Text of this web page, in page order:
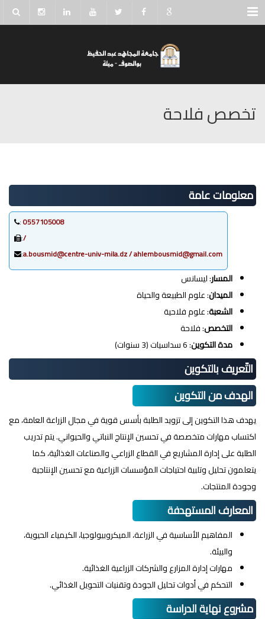
Menu
تخصص فلاحة
معلومات عامة
0557105008
:
/
:
a.bousmid@centre-univ-mila.dz / ahlembousmid@gmail.com
:
المسار: ليسانس
الميدان: علوم الطبيعة والحياة
الشعبة: علوم فلاحية
التخصص: فلاحة
مدة التكوين: 6 سداسيات (3 سنوات)
التّعريف بالتكوين
الهدف من التكوين
يهدف هذا التكوين إلى تزويد الطلبة بأسس قوية في مجال الزراعة العامة، مع
اكتساب مهارات متخصصة في تحسين الإنتاج النباتي والحيواني. يتم تدريب
الطلبة على إدارة المشاريع في القطاع الزراعي والصناعات الغذائية، كما
يتعلمون تحليل وتلبية احتياجات المؤسسات الزراعية مع تحسين الإنتاجية
وجودة المنتجات.
المعارف المستهدفة
المفاهيم الأساسية في الزراعة، الميكروبيولوجيا، الكيمياء الحيوية،
والبيئة.
مهارات إدارة المزارع والشركات الزراعية الغذائية.
التحكم في أدوات تحليل الجودة وتقنيات التحويل الغذائي.
مشروع نهاية الدراسة